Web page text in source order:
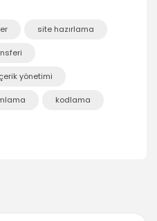
sayfada göstermek
aktif sayfayı
site hazırlama
yönetimi
kodlama